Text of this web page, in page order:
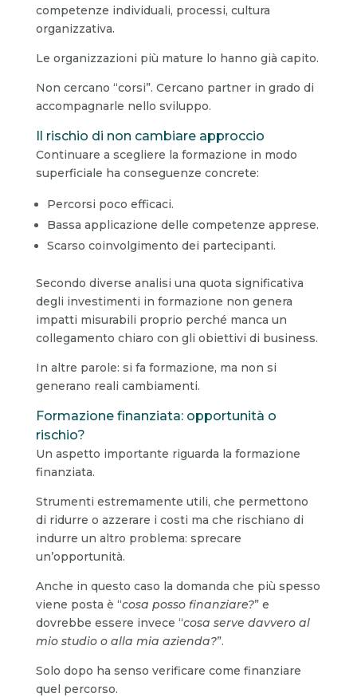
competenze individuali, processi, cultura
organizzativa.
Le organizzazioni più mature lo hanno già capito.
Non cercano “corsi”. Cercano partner in grado di
accompagnarle nello sviluppo.
Il rischio di non cambiare approccio
Continuare a scegliere la formazione in modo
superficiale ha conseguenze concrete:
Percorsi poco efficaci.
Bassa applicazione delle competenze apprese.
Scarso coinvolgimento dei partecipanti.
Secondo diverse analisi una quota significativa
degli investimenti in formazione non genera
impatti misurabili proprio perché manca un
collegamento chiaro con gli obiettivi di business.
In altre parole: si fa formazione, ma non si
generano reali cambiamenti.
Formazione finanziata: opportunità o
rischio?
Un aspetto importante riguarda la formazione
finanziata.
Strumenti estremamente utili, che permettono
di ridurre o azzerare i costi ma che rischiano di
indurre un altro problema: sprecare
un’opportunità.
Anche in questo caso la domanda che più spesso
viene posta è “cosa posso finanziare?” e
dovrebbe essere invece “cosa serve davvero al
mio studio o alla mia azienda?”.
Solo dopo ha senso verificare come finanziare
quel percorso.